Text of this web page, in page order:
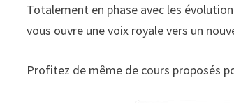
Totalement en phase avec les
vous ouvre une voix royale vers un
Profitez de même de cours proposés